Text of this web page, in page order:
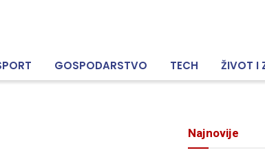
GOSPODARSTVO TECH ŽIVOT I
Najnovije